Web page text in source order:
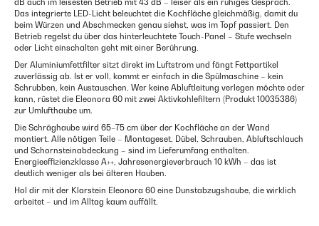
dB auch im leisesten Betrieb mit 43 dB – leiser als ein ruhiges Gespräch.
Das integrierte LED-Licht beleuchtet die Kochfläche gleichmäßig, damit du
beim Würzen und Abschmecken genau siehst, was im Topf passiert. Den
Betrieb regelst du über das hinterleuchtete Touch-Panel – Stufe wechseln
oder Licht einschalten geht mit einer Berührung.
Der Aluminiumfettfilter sitzt direkt im Luftstrom und fängt Fettpartikel
zuverlässig ab. Ist er voll, kommt er einfach in die Spülmaschine – kein
Schrubben, kein Austauschen. Wer keine Abluftleitung verlegen möchte oder
kann, rüstet die Eleonora 60 mit zwei Aktivkohlefiltern (Produkt 10035386)
zur Umlufthaube um.
Die Schräghaube wird 65–75 cm über der Kochfläche an der Wand
montiert. Alle nötigen Teile – Montageset, Dübel, Schrauben, Abluftschlauch
und Schornsteinabdeckung – sind im Lieferumfang enthalten.
Energieeffizienzklasse A++, Jahresenergieverbrauch 10 kWh – das ist
deutlich weniger als bei älteren Hauben.
Hol dir mit der Klarstein Eleonora 60 eine Dunstabzugshaube, die wirklich
arbeitet – und im Alltag kaum auffällt.